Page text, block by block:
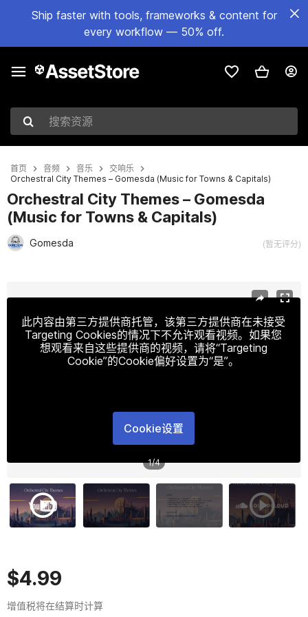
Ship faster with tools, frameworks & content for
every workflow — 50% off.
搜索资源
首页 音频 音乐
交响乐
Orchestral City Themes – Gomesda (Music for Towns & Capitals)
Orchestral City Themes – Gomesda
(Music for Towns & Capitals)
Gomesda (暂无评分)
此内容由第三方提供商托管，该第三方提供商在未接受
Targeting Cookies的情况下不允许观看视频。如果您
想观看来自这些提供商的视频，请将“Targeting
Cookie”的Cookie偏好设置为“是”。
Cookie设置
1/4
$4.99
增值税将在结算时计算